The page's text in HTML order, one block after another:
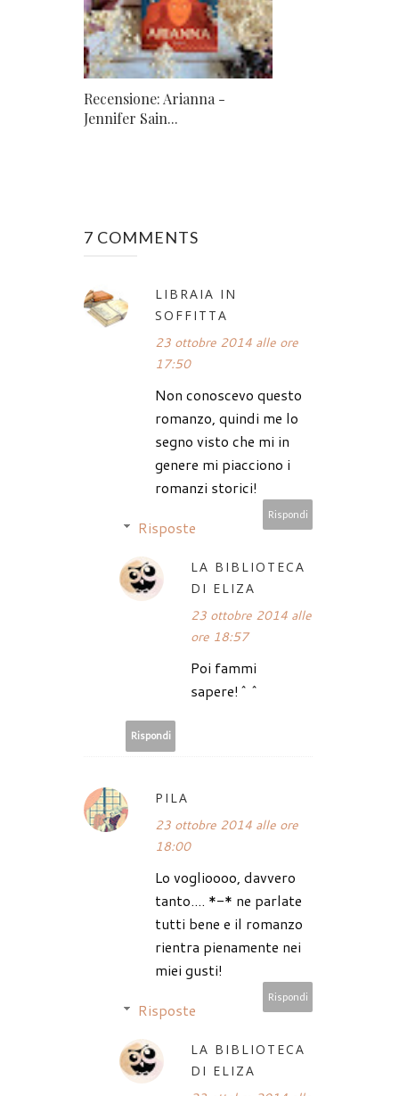
Recensione: Arianna -
Jennifer Sain...
7 COMMENTS
LIBRAIA IN
SOFFITTA
23 ottobre 2014 alle ore
17:50
Non conoscevo questo
romanzo, quindi me lo
segno visto che mi in
genere mi piacciono i
romanzi storici!
Rispondi
Risposte
LA BIBLIOTECA
DI ELIZA
23 ottobre 2014 alle
ore 18:57
Poi fammi
sapere!^^
Rispondi
PILA
23 ottobre 2014 alle ore
18:00
Lo voglioooo, davvero
tanto.... *-* ne parlate
tutti bene e il romanzo
rientra pienamente nei
miei gusti!
Rispondi
Risposte
LA BIBLIOTECA
DI ELIZA